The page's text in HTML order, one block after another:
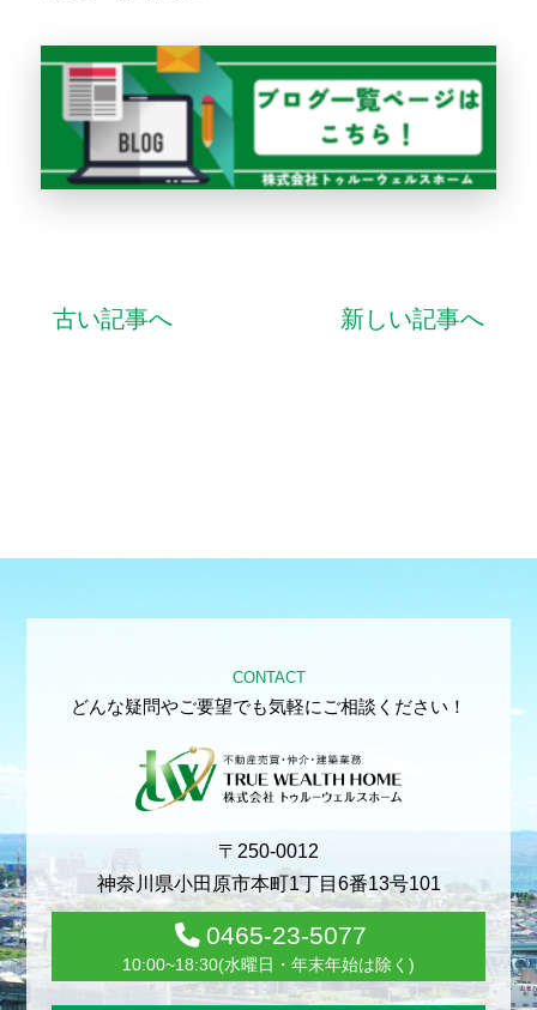
古い記事へ 新しい記事へ
CONTACT
どんな疑問やご要望でも気軽にご相談ください！
〒250-0012
神奈川県小田原市本町1丁目6番13号101
0465-23-5077
10:00~18:30(水曜日・年末年始は除く)